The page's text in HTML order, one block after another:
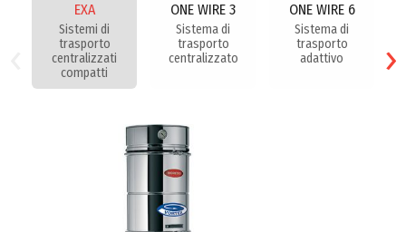
EXA
Sistemi di
trasporto
centralizzati
compatti
ONE WIRE 3
Sistema di
trasporto
centralizzato
ONE WIRE 6
Sistema di
trasporto
adattivo
›